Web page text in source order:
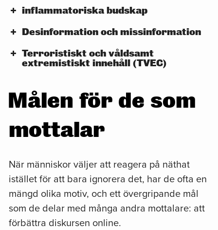
inflammatoriska budskap
Desinformation och missinformation
Terroristiskt och våldsamt
extremistiskt innehåll (TVEC)
Målen för de som
mottalar
När människor väljer att reagera på näthat
istället för att bara ignorera det, har de ofta en
mängd olika motiv, och ett övergripande mål
som de delar med många andra mottalare: att
förbättra diskursen online.